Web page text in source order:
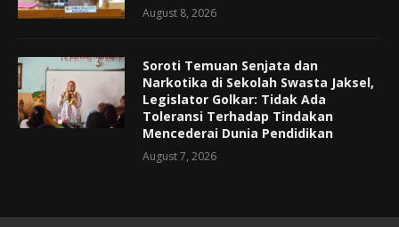
August 8, 2026
Soroti Temuan Senjata dan
Narkotika di Sekolah Swasta Jaksel,
Legislator Golkar: Tidak Ada
Toleransi Terhadap Tindakan
Mencederai Dunia Pendidikan
August 7, 2026